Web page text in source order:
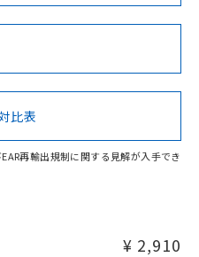
Cd Cr(VI)
能性があります。
No No
規格認証/適合状況ページへ
ページからご検索ください
比表
再輸出規制に関する見解が入手でき
¥ 2,910